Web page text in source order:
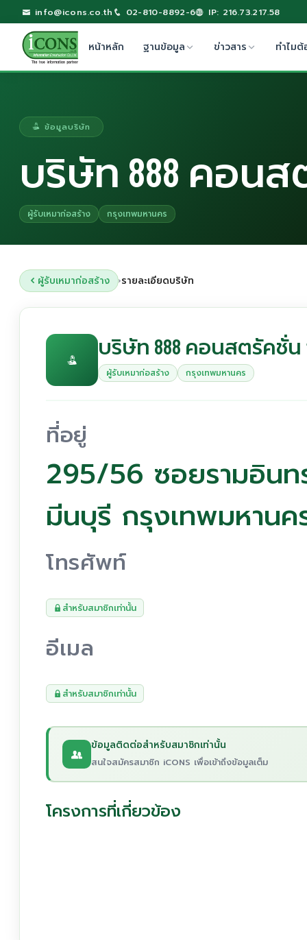
info@icons.co.th 02-810-8892-6 IP: 216.73.217.58
หน้าหลัก ฐานข้อมูล ข่าวสาร ทำไมต้
ข้อมูลบริษัท
บริษัท 888 คอน
ผู้รับเหมาก่อสร้าง กรุงเทพมหานคร
ผู้รับเหมาก่อสร้าง ›รายละเอียดบริษัท
บริษัท 888 คอนสตรัคชั่
ผู้รับเหมาก่อสร้าง กรุงเทพมหานคร
ที่อยู่
295/56 ซอยรามอินท
มีนบุรี กรุงเทพมหานค
โทรศัพท์
สำหรับสมาชิกเท่านั้น
อีเมล
สำหรับสมาชิกเท่านั้น
ข้อมูลติดต่อสำหรับสมาชิกเท่านั้น
สนใจสมัครสมาชิก iCONS เพื่อเข้าถึงข้อมูลเต็ม
โครงการที่เกี่ยวข้อง